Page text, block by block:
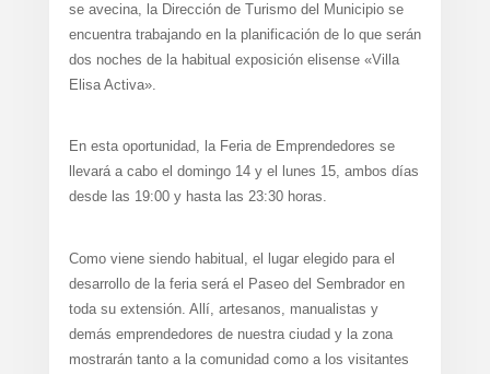
se avecina, la Dirección de Turismo del Municipio se
encuentra trabajando en la planificación de lo que serán
dos noches de la habitual exposición elisense «Villa
Elisa Activa».
En esta oportunidad, la Feria de Emprendedores se
llevará a cabo el domingo 14 y el lunes 15, ambos días
desde las 19:00 y hasta las 23:30 horas.
Como viene siendo habitual, el lugar elegido para el
desarrollo de la feria será el Paseo del Sembrador en
toda su extensión. Allí, artesanos, manualistas y
demás emprendedores de nuestra ciudad y la zona
mostrarán tanto a la comunidad como a los visitantes